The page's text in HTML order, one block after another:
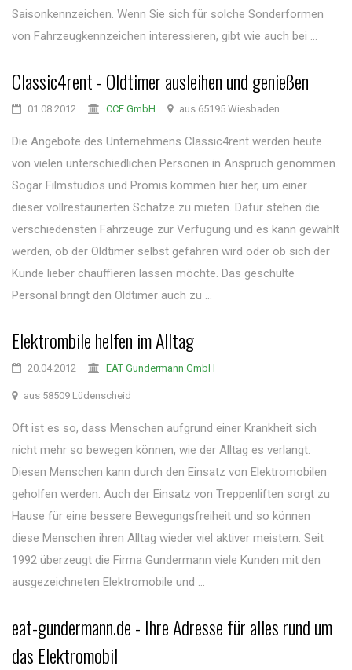
Saisonkennzeichen. Wenn Sie sich für solche Sonderformen
von Fahrzeugkennzeichen interessieren, gibt wie auch bei ...
Classic4rent - Oldtimer ausleihen und genießen
01.08.2012 CCF GmbH aus 65195 Wiesbaden
Die Angebote des Unternehmens Classic4rent werden heute
von vielen unterschiedlichen Personen in Anspruch genommen.
Sogar Filmstudios und Promis kommen hier her, um einer
dieser vollrestaurierten Schätze zu mieten. Dafür stehen die
verschiedensten Fahrzeuge zur Verfügung und es kann gewählt
werden, ob der Oldtimer selbst gefahren wird oder ob sich der
Kunde lieber chauffieren lassen möchte. Das geschulte
Personal bringt den Oldtimer auch zu ...
Elektrombile helfen im Alltag
20.04.2012 EAT Gundermann GmbH
aus 58509 Lüdenscheid
Oft ist es so, dass Menschen aufgrund einer Krankheit sich
nicht mehr so bewegen können, wie der Alltag es verlangt.
Diesen Menschen kann durch den Einsatz von Elektromobilen
geholfen werden. Auch der Einsatz von Treppenliften sorgt zu
Hause für eine bessere Bewegungsfreiheit und so können
diese Menschen ihren Alltag wieder viel aktiver meistern. Seit
1992 überzeugt die Firma Gundermann viele Kunden mit den
ausgezeichneten Elektromobile und ...
eat-gundermann.de - Ihre Adresse für alles rund um
das Elektromobil